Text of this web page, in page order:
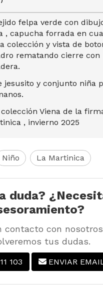
felpa verde con
, capucha forrada en
colección y vista de
rematando cierre con
jesusito y conjunto niña
Viena de la
, invierno 2025
Niño La Martinica
duda?
contacto con
tus dudas.
103 ENVIAR